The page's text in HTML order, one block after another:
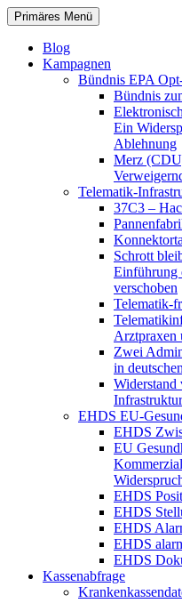
Zum
Inhalt
springen
Suchen
Primäres Menü
Blog
Kampagnen
Bündnis EPA
Bündnis
Ein
Ablehnung
Merz
Telematik-
37C3 –
Schrott
Einführung
verschoben
Telematik-
Arztpraxen
Zwei
in
EHDS EU-
EHDS
EU
EHDS
EHDS
EHDS
EHDS
EHDS
Kassenabfrage